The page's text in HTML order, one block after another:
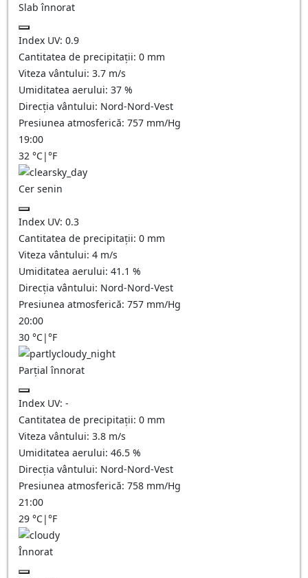
Slab înnorat
Index UV: 0.9
Cantitatea de precipitații: 0 mm
Viteza vântului: 3.7 m/s
Umiditatea aerului: 37 %
Direcția vântului: Nord-Nord-Vest
Presiunea atmosferică: 757 mm/Hg
19:00
32 °C|°F
Cer senin
Index UV: 0.3
Cantitatea de precipitații: 0 mm
Viteza vântului: 4 m/s
Umiditatea aerului: 41.1 %
Direcția vântului: Nord-Nord-Vest
Presiunea atmosferică: 757 mm/Hg
20:00
30 °C|°F
Parțial înnorat
Index UV: -
Cantitatea de precipitații: 0 mm
Viteza vântului: 3.8 m/s
Umiditatea aerului: 46.5 %
Direcția vântului: Nord-Nord-Vest
Presiunea atmosferică: 758 mm/Hg
21:00
29 °C|°F
Înnorat